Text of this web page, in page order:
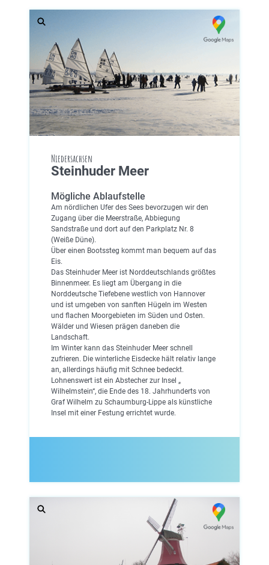
Niedersachsen
Steinhuder Meer
Mögliche Ablaufstelle
Am nördlichen Ufer des Sees bevorzugen wir den
Zugang über die Meerstraße, Abbiegung
Sandstraße und dort auf den Parkplatz Nr. 8
(Weiße Düne).
Über einen Bootssteg kommt man bequem auf das
Eis.
Das Steinhuder Meer ist Norddeutschlands größtes
Binnenmeer. Es liegt am Übergang in die
Norddeutsche Tiefebene westlich von Hannover
und ist umgeben von sanften Hügeln im Westen
und flachen Moorgebieten im Süden und Osten.
Wälder und Wiesen prägen daneben die
Landschaft.
Im Winter kann das Steinhuder Meer schnell
zufrieren. Die winterliche Eisdecke hält relativ lange
an, allerdings häufig mit Schnee bedeckt.
Lohnenswert ist ein Abstecher zur Insel „
Wilhelmstein“, die Ende des 18. Jahrhunderts von
Graf Wilhelm zu Schaumburg-Lippe als künstliche
Insel mit einer Festung errichtet wurde.